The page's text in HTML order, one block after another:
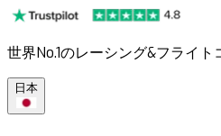
世界No.1のレーシング&フライ
日本